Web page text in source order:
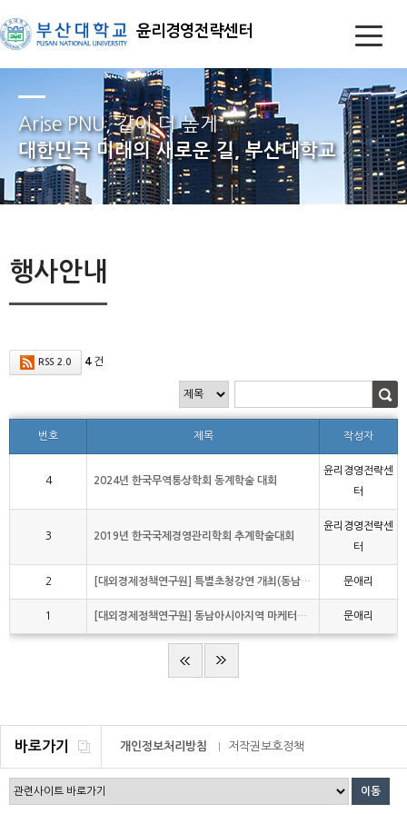
윤리경영전략센터
Arise PNU, 같이 더 높게
대한민국 미래의 새로운 길, 부산대학교
행사안내
RSS 2.0 4건
번호 제목 작성자
4 2024년 한국무역통상학회 동계학술 대회
윤리경영전략센
터
3 2019년 한국국제경영관리학회 추계학술대회
윤리경영전략센
터
2 [대외경제정책연구원] 특별초청강연 개최(동남아시아지역 현지법인 성공요인) 문애리
1 [대외경제정책연구원] 동남아시아지역 마케터양성 아카데미 수강생 모집 문애리
바로가기 개인정보처리방침 저작권보호정책